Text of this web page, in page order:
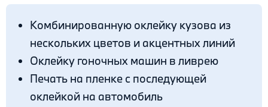
Комбинированную оклейку кузова из
нескольких цветов и акцентных линий
Оклейку гоночных машин в ливрею
Печать на пленке с последующей
оклейкой на автомобиль